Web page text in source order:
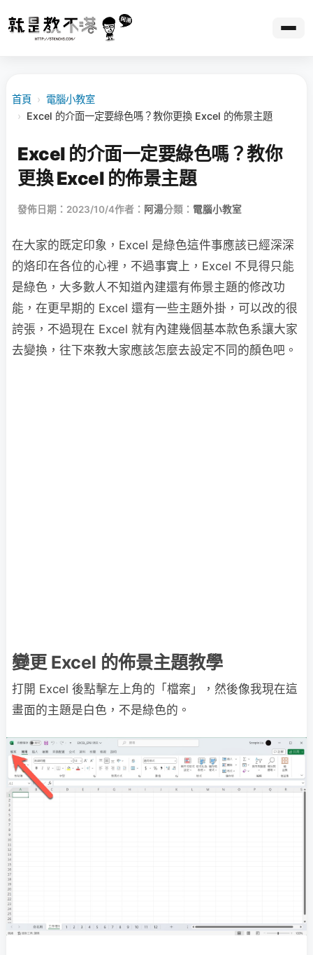
首頁 › 電腦小教室
› Excel 的介面一定要綠色嗎？教你更換 Excel 的佈景主題
Excel 的介面一定要綠色嗎？教你
更換 Excel 的佈景主題
發佈日期：2023/10/4作者： 阿湯分類： 電腦小教室
在大家的既定印象，Excel 是綠色這件事應該已經深深
的烙印在各位的心裡，不過事實上，Excel 不見得只能
是綠色，大多數人不知道內建還有佈景主題的修改功
能，在更早期的 Excel 還有一些主題外掛，可以改的很
誇張，不過現在 Excel 就有內建幾個基本款色系讓大家
去變換，往下來教大家應該怎麼去設定不同的顏色吧。
變更 Excel 的佈景主題教學
打開 Excel 後點擊左上角的「檔案」，然後像我現在這
畫面的主題是白色，不是綠色的。